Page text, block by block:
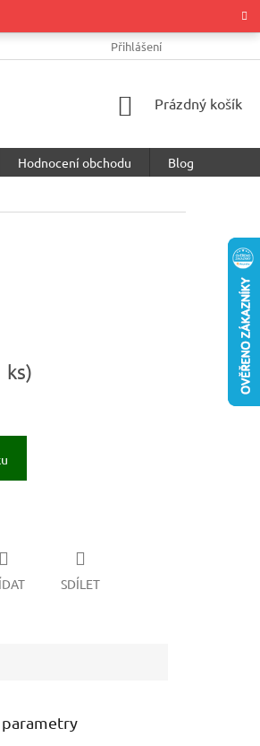
PODMÍNKY OCHRANY OSOBNÍCH
Přihlášení
NÁKUPNÍ
Prázdný košík
Hodnocení obchodu
Blog
ks)
SDÍLET